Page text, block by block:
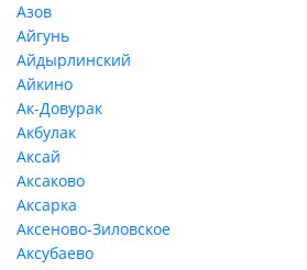
Азов
Айгунь
Айдырлинский
Айкино
Ак-Довурак
Акбулак
Аксай
Аксаково
Аксарка
Аксеново-Зиловское
Аксубаево